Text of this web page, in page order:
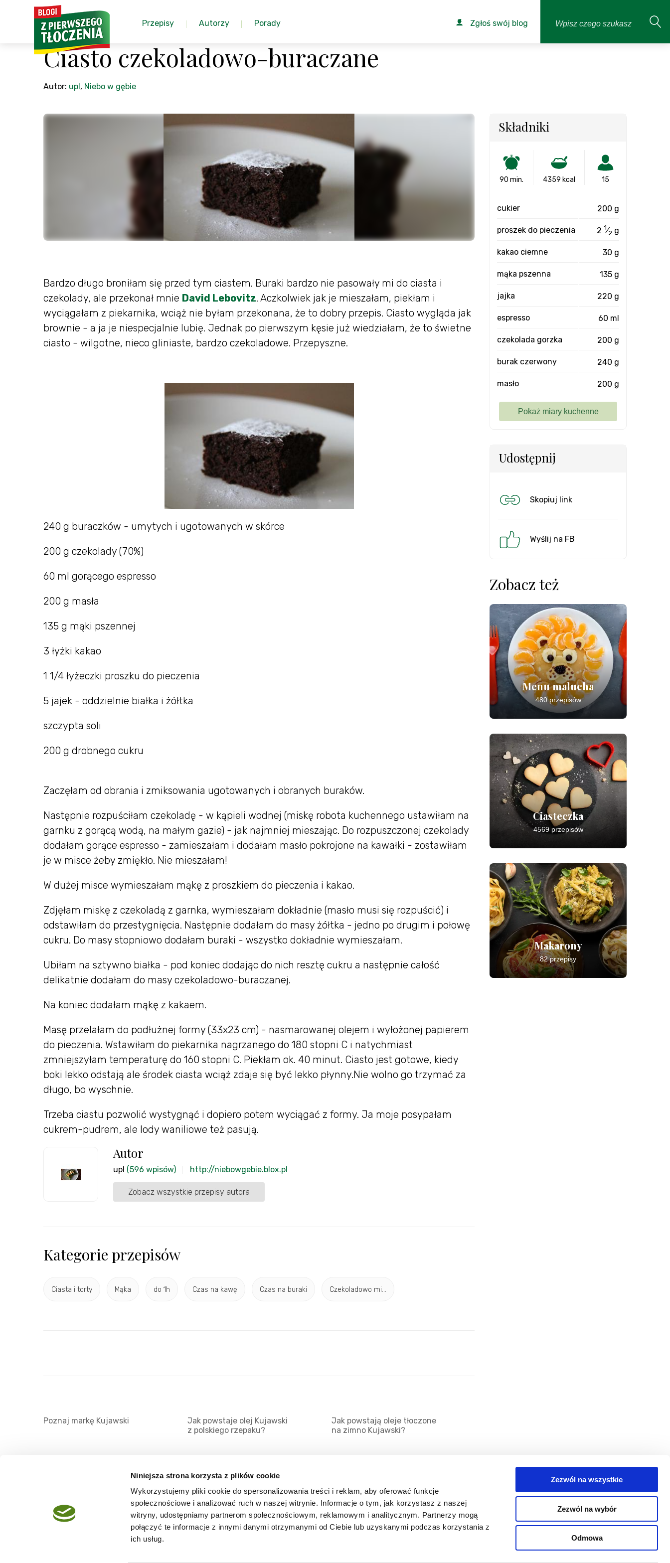
Niniejsza strona korzysta z plików cookie
Wykorzystujemy pliki cookie do spersonalizowania treści i reklam, aby oferować funkcje
społecznościowe i analizować ruch w naszej witrynie. Informacje o tym, jak korzystasz z naszej
witryny, udostępniamy partnerom społecznościowym, reklamowym i analitycznym. Partnerzy mogą
połączyć te informacje z innymi danymi otrzymanymi od Ciebie lub uzyskanymi podczas korzystania z
ich usług.
Zezwól na wszystkie
Zezwól na wybór
Odmowa
Przepisy Autorzy Porady Zgłoś swój blog
Ciasto czekoladowo-buraczane
Autor: upl, Niebo w gębie
Bardzo długo broniłam się przed tym ciastem. Buraki bardzo nie pasowały mi do ciasta i
czekolady, ale przekonał mnie David Lebovitz. Aczkolwiek jak je mieszałam, piekłam i
wyciągałam z piekarnika, wciąż nie byłam przekonana, że to dobry przepis. Ciasto wygląda jak
brownie - a ja je niespecjalnie lubię. Jednak po pierwszym kęsie już wiedziałam, że to świetne
ciasto - wilgotne, nieco gliniaste, bardzo czekoladowe. Przepyszne.
240 g buraczków - umytych i ugotowanych w skórce
200 g czekolady (70%)
60 ml gorącego espresso
200 g masła
135 g mąki pszennej
3 łyżki kakao
1 1/4 łyżeczki proszku do pieczenia
5 jajek - oddzielnie białka i żółtka
szczypta soli
200 g drobnego cukru
Zaczęłam od obrania i zmiksowania ugotowanych i obranych buraków.
Następnie rozpuściłam czekoladę - w kąpieli wodnej (miskę robota kuchennego ustawiłam na
garnku z gorącą wodą, na małym gazie) - jak najmniej mieszając. Do rozpuszczonej czekolady
dodałam gorące espresso - zamieszałam i dodałam masło pokrojone na kawałki - zostawiłam
je w misce żeby zmiękło. Nie mieszałam!
W dużej misce wymieszałam mąkę z proszkiem do pieczenia i kakao.
Zdjęłam miskę z czekoladą z garnka, wymieszałam dokładnie (masło musi się rozpuścić) i
odstawiłam do przestygnięcia. Następnie dodałam do masy żółtka - jedno po drugim i połowę
cukru. Do masy stopniowo dodałam buraki - wszystko dokładnie wymieszałam.
Ubiłam na sztywno białka - pod koniec dodając do nich resztę cukru a następnie całość
delikatnie dodałam do masy czekoladowo-buraczanej.
Na koniec dodałam mąkę z kakaem.
Masę przelałam do podłużnej formy (33x23 cm) - nasmarowanej olejem i wyłożonej papierem
do pieczenia. Wstawiłam do piekarnika nagrzanego do 180 stopni C i natychmiast
zmniejszyłam temperaturę do 160 stopni C. Piekłam ok. 40 minut. Ciasto jest gotowe, kiedy
boki lekko odstają ale środek ciasta wciąż zdaje się być lekko płynny.Nie wolno go trzymać za
długo, bo wyschnie.
Trzeba ciastu pozwolić wystygnąć i dopiero potem wyciągać z formy. Ja moje posypałam
cukrem-pudrem, ale lody waniliowe też pasują.
Autor
upl (596 wpisów) http://niebowgebie.blox.pl
Zobacz wszystkie przepisy autora
Kategorie przepisów
Ciasta i torty Mąka do 1h Czas na kawę Czas na buraki Czekoladowo mi...
Składniki
90 min. 4359 kcal 15
cukier 200 g
proszek do pieczenia 2 1⁄2 g
kakao ciemne 30 g
mąka pszenna 135 g
jajka 220 g
espresso 60 ml
czekolada gorzka 200 g
burak czerwony 240 g
masło 200 g
Udostępnij
Skopiuj link
Wyślij na FB
Zobacz też
Menu malucha
480 przepisów
Ciasteczka
4569 przepisów
Makarony
82 przepisy
Poznaj markę Kujawski
Jak powstaje olej Kujawski
z polskiego rzepaku?
Jak powstają oleje tłoczone
na zimno Kujawski?
Regulamin
Mapa serwisu
Kanały RSS
Porady
Kategorie
Kontakt
Zaloguj się